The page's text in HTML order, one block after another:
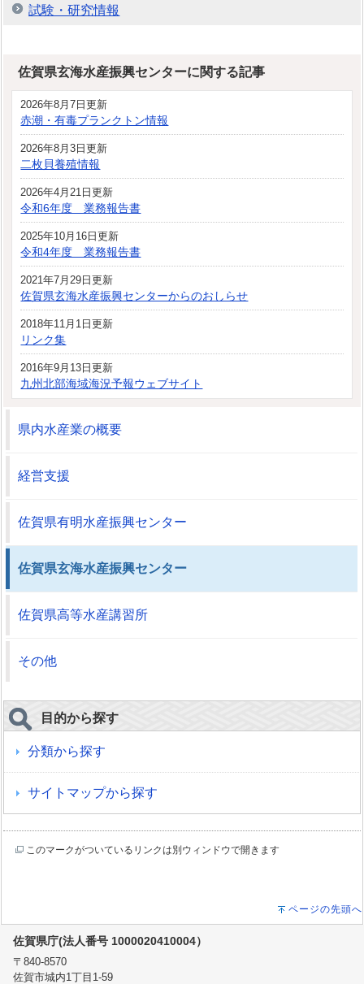
試験・研究情報
佐賀県玄海水産振興センターに関する記事
2026年8月7日更新
赤潮・有毒プランクトン情報
2026年8月3日更新
二枚貝養殖情報
2026年4月21日更新
令和6年度 業務報告書
2025年10月16日更新
令和4年度 業務報告書
2021年7月29日更新
佐賀県玄海水産振興センターからのおしらせ
2018年11月1日更新
リンク集
2016年9月13日更新
九州北部海域海況予報ウェブサイト
県内水産業の概要
経営支援
佐賀県有明水産振興センター
佐賀県玄海水産振興センター
佐賀県高等水産講習所
その他
目的から探す
分類から探す
サイトマップから探す
このマークがついているリンクは別ウィンドウで開きます
ページの先頭へ
佐賀県庁(法人番号 1000020410004）
〒840-8570
佐賀市城内1丁目1-59